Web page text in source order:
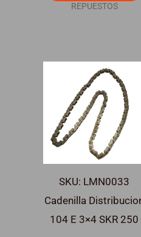
REPUESTOS
SKU: LMN0033
Cadenilla
104 E 3×4 SKR 250